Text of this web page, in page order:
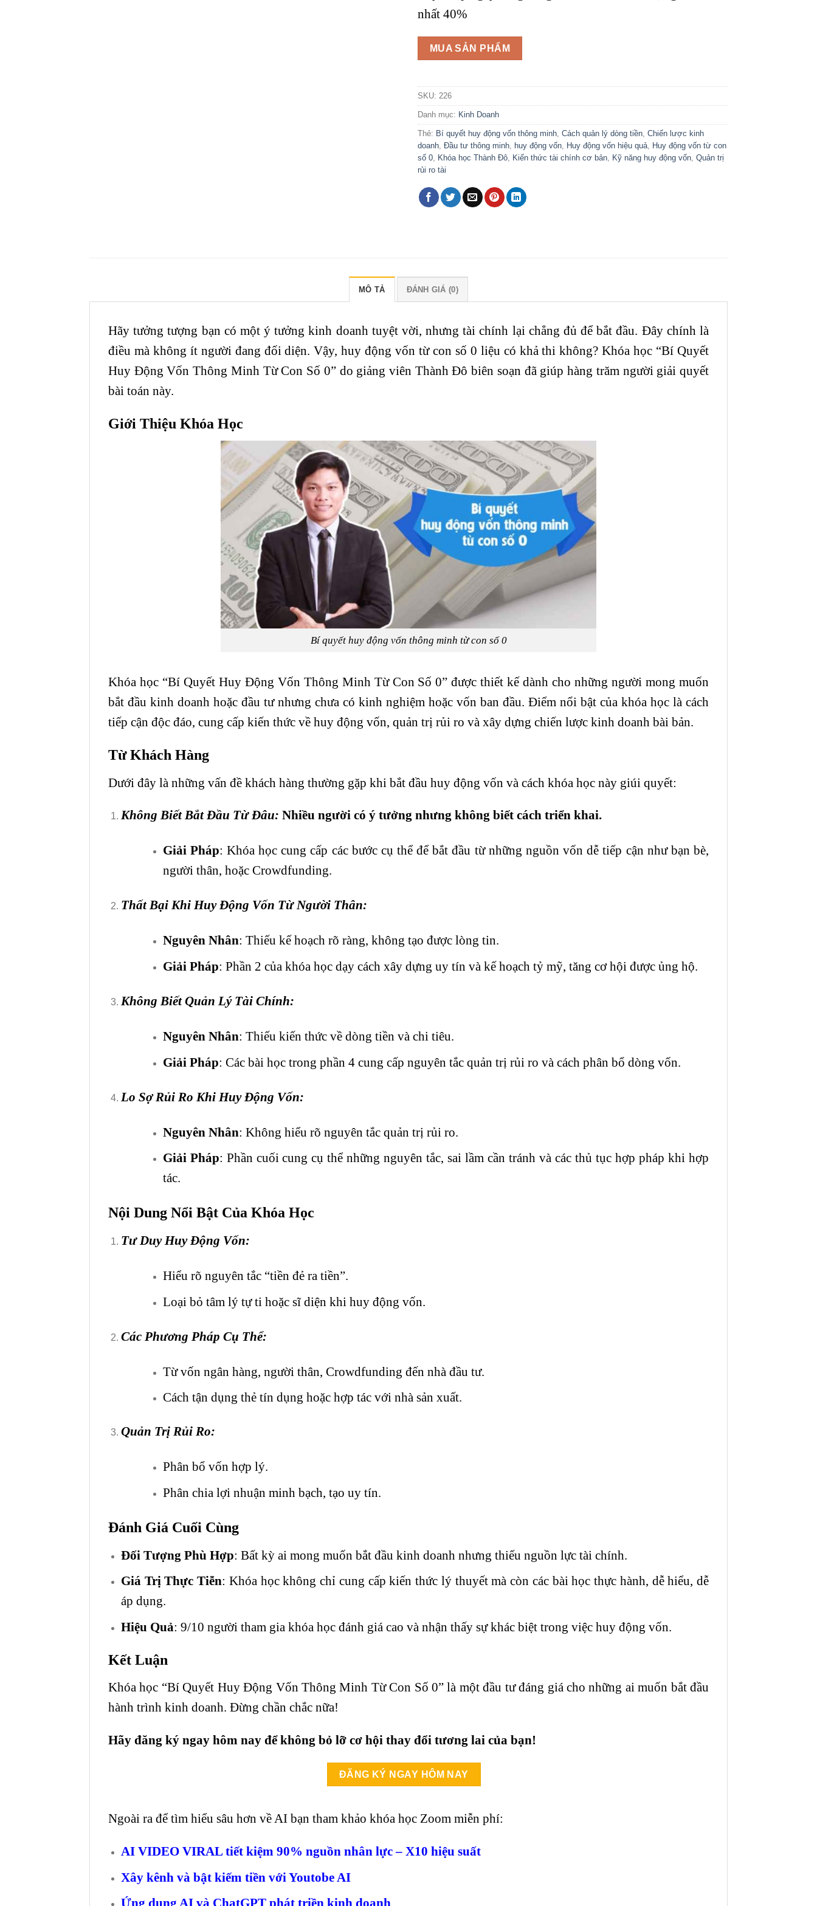
nhất 40%
MUA SẢN PHẨM
SKU: 226
Danh mục: Kinh Doanh
Thẻ: Bí quyết huy động vốn thông minh Cách quản lý dòng tiền Chiến lược kinh
doanh Đầu tư thông minh huy động vốn Huy động vốn hiệu quả
Huy động vốn từ con
số 0
Khóa học Thành Đô Kiến thức tài chính cơ bản Kỹ năng huy động vốn Quản trị
rủi ro tài
MÔ TẢ ĐÁNH GIÁ (0)
Hãy tưởng tượng bạn có một ý tưởng kinh doanh tuyệt vời, nhưng tài chính lại chẳng đủ để bắt đầu. Đây chính là
điều mà không ít người đang đối diện. Vậy, huy động vốn từ con số 0 liệu có khả thi không? Khóa học “Bí Quyết
Huy Động Vốn Thông Minh Từ Con Số 0” do giảng viên Thành Đô biên soạn đã giúp hàng trăm người giải quyết
bài toán này.
Giới Thiệu Khóa Học
Bí quyết huy động vốn thông minh từ con số 0
Khóa học “Bí Quyết Huy Động Vốn Thông Minh Từ Con Số 0” được thiết kế dành cho những người mong muốn
bắt đầu kinh doanh hoặc đầu tư nhưng chưa có kinh nghiệm hoặc vốn ban đầu. Điểm nổi bật của khóa học là cách
tiếp cận độc đáo, cung cấp kiến thức về huy động vốn, quản trị rủi ro và xây dựng chiến lược kinh doanh bài bản.
Từ Khách Hàng
Dưới đây là những vấn đề khách hàng thường gặp khi bắt đầu huy động vốn và cách khóa học này giúi quyết:
Không Biết Bắt Đầu Từ Đâu: Nhiều người có ý tưởng nhưng không biết cách triển khai.
Giải Pháp: Khóa học cung cấp các bước cụ thể để bắt đầu từ những nguồn vốn dễ tiếp cận như bạn bè,
người thân, hoặc Crowdfunding.
Thất Bại Khi Huy Động Vốn Từ Người Thân:
Nguyên Nhân: Thiếu kế hoạch rõ ràng, không tạo được lòng tin.
Giải Pháp: Phần 2 của khóa học dạy cách xây dựng uy tín và kế hoạch tỷ mỹ, tăng cơ hội được ủng hộ.
Không Biết Quản Lý Tài Chính:
Nguyên Nhân: Thiếu kiến thức về dòng tiền và chi tiêu.
Giải Pháp: Các bài học trong phần 4 cung cấp nguyên tắc quản trị rủi ro và cách phân bổ dòng vốn.
Lo Sợ Rủi Ro Khi Huy Động Vốn:
Nguyên Nhân: Không hiểu rõ nguyên tắc quản trị rủi ro.
Giải Pháp: Phần cuối cung cụ thể những nguyên tắc, sai lầm cần tránh và các thủ tục hợp pháp khi hợp
tác.
Nội Dung Nổi Bật Của Khóa Học
Tư Duy Huy Động Vốn:
Hiểu rõ nguyên tắc “tiền đẻ ra tiền”.
Loại bỏ tâm lý tự ti hoặc sĩ diện khi huy động vốn.
Các Phương Pháp Cụ Thể:
Từ vốn ngân hàng, người thân, Crowdfunding đến nhà đầu tư.
Cách tận dụng thẻ tín dụng hoặc hợp tác với nhà sản xuất.
Quản Trị Rủi Ro:
Phân bổ vốn hợp lý.
Phân chia lợi nhuận minh bạch, tạo uy tín.
Đánh Giá Cuối Cùng
Đối Tượng Phù Hợp: Bất kỳ ai mong muốn bắt đầu kinh doanh nhưng thiếu nguồn lực tài chính.
Giá Trị Thực Tiễn: Khóa học không chỉ cung cấp kiến thức lý thuyết mà còn các bài học thực hành, dễ hiểu, dễ
áp dụng.
Hiệu Quả: 9/10 người tham gia khóa học đánh giá cao và nhận thấy sự khác biệt trong việc huy động vốn.
Kết Luận
Khóa học “Bí Quyết Huy Động Vốn Thông Minh Từ Con Số 0” là một đầu tư đáng giá cho những ai muốn bắt đầu
hành trình kinh doanh. Đừng chần chắc nữa!
Hãy đăng ký ngay hôm nay để không bỏ lỡ cơ hội thay đổi tương lai của bạn!
ĐĂNG KÝ NGAY HÔM NAY
Ngoài ra để tìm hiểu sâu hơn về AI bạn tham khảo khóa học Zoom miễn phí:
AI VIDEO VIRAL tiết kiệm 90% nguồn nhân lực – X10 hiệu suất
Xây kênh và bật kiếm tiền với Youtobe AI
Ứng dụng AI và ChatGPT phát triền kinh doanh